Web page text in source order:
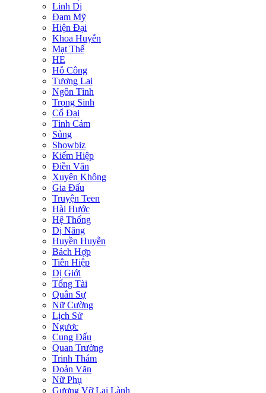
Linh Dị
Đam Mỹ
Hiện Đại
Khoa Huyễn
Mạt Thế
HE
Hỗ Công
Tương Lai
Ngôn Tình
Trọng Sinh
Cổ Đại
Tình Cảm
Sủng
Showbiz
Kiếm Hiệp
Điền Văn
Xuyên Không
Gia Đấu
Truyện Teen
Hài Hước
Hệ Thống
Dị Năng
Huyền Huyễn
Bách Hợp
Tiên Hiệp
Dị Giới
Tổng Tài
Quân Sự
Nữ Cường
Lịch Sử
Ngược
Cung Đấu
Quan Trường
Trinh Thám
Đoản Văn
Nữ Phụ
Gương Vỡ Lại Lành